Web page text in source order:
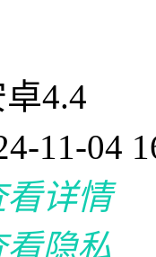
4.4
11-04
看详情
看隐私